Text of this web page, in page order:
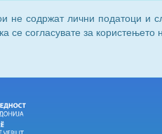
не содржат лични податоци и
се согласувате за